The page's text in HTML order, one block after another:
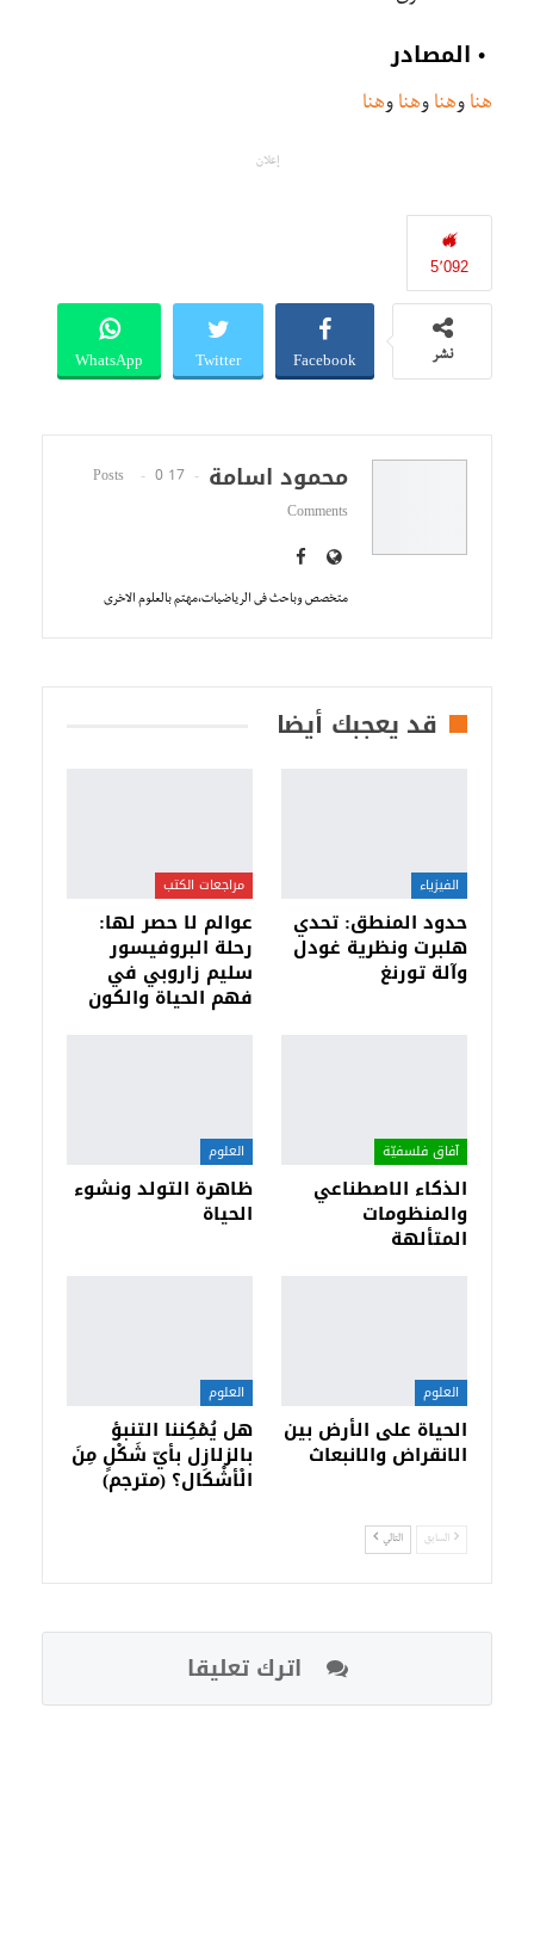
• المصادر
هنا وهنا وهنا وهنا
إعلان
5٬092
نشر Facebook
Twitter
WhatsApp
محمود اسامة 17 Posts
0
Comments
متخصص وباحث فى الرياضيات،مهتم بالعلوم الاخرى
قد يعجبك أيضا
الفيزياء
حدود المنطق: تحدي
هلبرت ونظرية غودل
وآلة تورنغ
مراجعات الكتب
عوالم لا حصر لها:
رحلة البروفيسور
سليم زاروبي في
فهم الحياة والكون
آفاق فلسفيّة‎
الذكاء الاصطناعي
والمنظومات
المتألهة
العلوم
ظاهرة التولد ونشوء
الحياة
العلوم
الحياة على الأرض بين
الانقراض والانبعاث
العلوم
هل يُمْكِننا التنبؤ
بالزلازل بأيّ شَكْلٍ مِنَ
الْأشْكَال؟ (مترجم)
السابق التالي
اترك تعليقا